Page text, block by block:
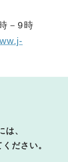
－9時
は、
ださい。